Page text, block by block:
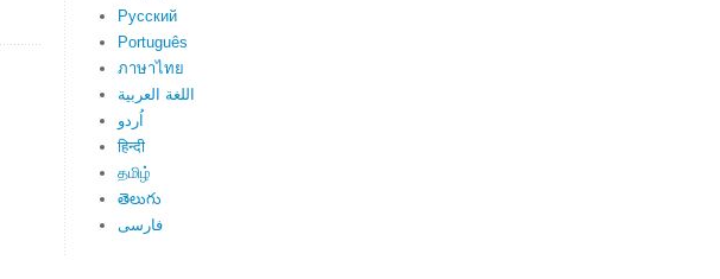
Русский
Português
ภาษาไทย
اللغة العربية
اُردو
हिन्दी
தமிழ்
తెలుగు
فارسی